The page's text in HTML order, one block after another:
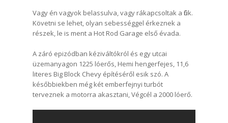
Vagy én vagyok belassulva, vagy rákapcsoltak a fiúk.
Követni se lehet, olyan sebességgel érkeznek a
részek, le is ment a Hot Rod Garage első évada.
A záró epizódban kéziváltókról és egy utcai
üzemanyagon 1225 lóerős, Hemi hengerfejes, 11,6
literes Big Block Chevy építéséről esik szó. A
későbbiekben még két emberfejnyi turbót
terveznek a motorra akasztani, Végcél a 2000 lóerő.